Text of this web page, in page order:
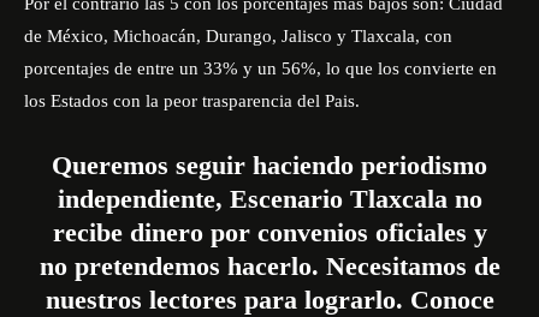
de México, Michoacán, Durango, Jalisco y Tlaxcala, con
porcentajes de entre un 33% y un 56%, lo que los convierte en
los Estados con la peor trasparencia del Pais.
Queremos seguir haciendo periodismo
independiente, Escenario Tlaxcala no
recibe dinero por convenios oficiales y
no pretendemos hacerlo. Necesitamos de
nuestros lectores para lograrlo. Conoce